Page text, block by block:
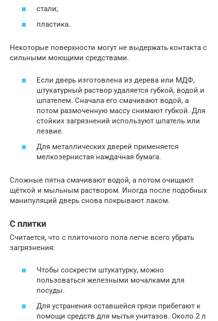
стали;
пластика.
Некоторые поверхности могут не выдержать контакта с
сильными моющими средствами.
Если дверь изготовлена из дерева или МДФ,
штукатурный раствор удаляется губкой, водой и
шпателем. Сначала его смачивают водой, а
потом размоченную массу снимают губкой. Для
стойких загрязнений используют шпатель или
лезвие.
Для металлических дверей применяется
мелкозернистая наждачная бумага.
Сложные пятна смачивают водой, а потом очищают
щёткой и мыльным раствором. Иногда после подобных
манипуляций дверь снова покрывают лаком.
С плитки
Считается, что с плиточного пола легче всего убрать
загрязнения:
Чтобы соскрести штукатурку, можно
пользоваться железными мочалками для
посуды.
Для устранения оставшейся грязи прибегают к
помощи средств для мытья унитазов. Около 2 л